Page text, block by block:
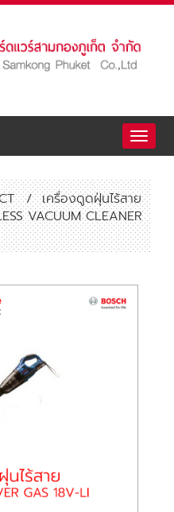
Toggle
/ เครื่องดูดฝุ่นไร้สาย
VACUUM CLEANER